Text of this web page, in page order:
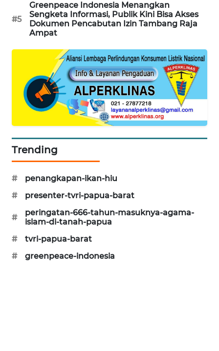
#5
Greenpeace Indonesia Menangkan
Sengketa Informasi, Publik Kini Bisa Akses
Dokumen Pencabutan Izin Tambang Raja
Ampat
Trending
#
penangkapan-ikan-hiu
#
presenter-tvri-papua-barat
#
peringatan-666-tahun-masuknya-agama-
islam-di-tanah-papua
#
tvri-papua-barat
#
greenpeace-indonesia
AKHLAK
ID
SONYA
ASA
NEWS